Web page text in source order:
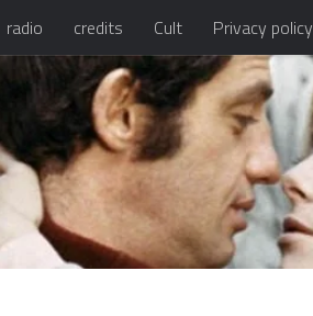
radio credits Cult Privacy policy